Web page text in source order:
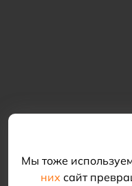
Мы тоже
нихсайт